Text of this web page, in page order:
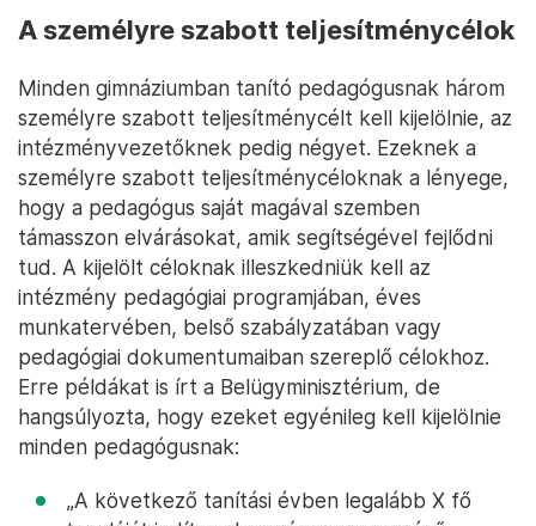
A személyre szabott teljesítménycélok
Minden gimnáziumban tanító pedagógusnak három
személyre szabott teljesítménycélt kell kijelölnie, az
intézményvezetőknek pedig négyet. Ezeknek a
személyre szabott teljesítménycéloknak a lényege,
hogy a pedagógus saját magával szemben
támasszon elvárásokat, amik segítségével fejlődni
tud. A kijelölt céloknak illeszkedniük kell az
intézmény pedagógiai programjában, éves
munkatervében, belső szabályzatában vagy
pedagógiai dokumentumaiban szereplő célokhoz.
Erre példákat is írt a Belügyminisztérium, de
hangsúlyozta, hogy ezeket egyénileg kell kijelölnie
minden pedagógusnak:
„A következő tanítási évben legalább X fő